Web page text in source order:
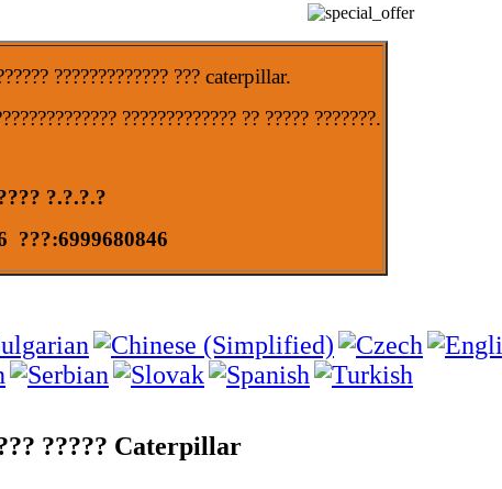
????????????? ??? caterpillar.
????????????? ?? ????? ???????.
?.?.?.?
???:6999680846
????? Caterpillar